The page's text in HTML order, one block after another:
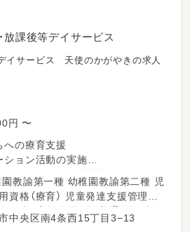
放課後等デイサービス
イサービス 天使のかがやきの求人
円 〜
への療育支援
ション活動の実施
イベントの企画・運営
宅への送迎業務
々の支援に関わる業務
） 児童発達支援管理責
許 社会福祉
中央区南4条西15丁目3−13